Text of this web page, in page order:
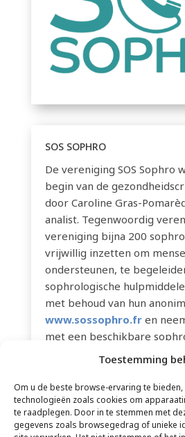
Toestemming
Om u de beste browse-ervaring te bieden,
technologieën zoals cookies om
te raadplegen. Door in te stemmen met
gegevens zoals browsegedrag of unieke
SOS SOPHRO
De vereniging SOS Sophro
begin van de
door Caroline Gras-
analist. Tegenwoordig
vereniging bijna 200
vrijwillig inzetten om
ondersteunen, te
sophrologische
met behoud van hun
www.sossophro.fren
met een beschikbare